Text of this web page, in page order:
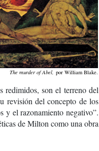
The murder of Abel, por William Blake.
redimidos, son el terreno del
revisión del concepto de los
y el razonamiento negativo”.
de Milton como una obra